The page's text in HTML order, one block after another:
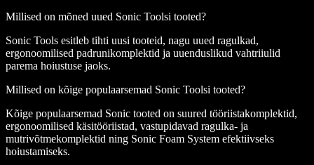
Millised on mõned uued Sonic Toolsi tooted?
Sonic Tools esitleb tihti uusi tooteid, nagu uued ragulkad,
ergonoomilised padrunikomplektid ja uuenduslikud vahtriiulid
parema hoiustuse jaoks.
Millised on kõige populaarsemad Sonic Toolsi tooted?
Kõige populaarsemad Sonic tooted on suured tööriistakomplektid,
ergonoomilised käsitööriistad, vastupidavad ragulka- ja
mutrivõtmekomplektid ning Sonic Foam System efektiivseks
hoiustamiseks.